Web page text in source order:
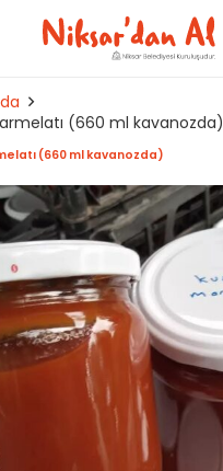
(660 ml kavanozda)
(660 ml kavanozda)